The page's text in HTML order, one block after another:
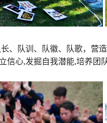
、队训、队徽、队歌，营
信心,发掘自我潜能,培养团